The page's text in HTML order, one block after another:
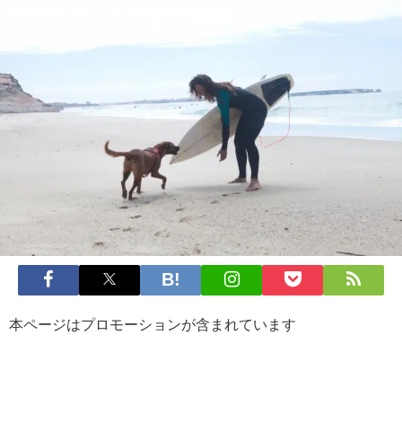
本ページはプロモーションが含まれています